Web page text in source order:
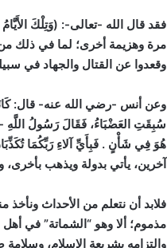
فقد قال الله -تعالى-: (وَتِلْكَ
مرة وهزيمة أخرى؛ لما في ذلك من
وقعدوا عن القتال والجهاد في
وعن أنس -رضي الله عنه- قال:
سُبِقَتِ العَضْبَاءُ، فَقَالَ رَسُولُ اللَّهِ -
هُوَ فِي شَأْنٍ . فَبِأَيِّ آلاءِ رَبِّكُمَا
آخرين، يأتي بدولة ويذهب
فلابد أن نتعلم من الأحداث
مذموم؛ ألا وهو “الشماتة” في أهل
والتزامه بشريعة الإسلام،